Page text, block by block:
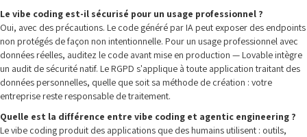
Le vibe coding est-il sécurisé pour un usage professionnel ?
Oui, avec des précautions. Le code généré par IA peut exposer des endpoints
non protégés de façon non intentionnelle. Pour un usage professionnel avec
données réelles, auditez le code avant mise en production — Lovable intègre
un audit de sécurité natif. Le RGPD s'applique à toute application traitant des
données personnelles, quelle que soit sa méthode de création : votre
entreprise reste responsable de traitement.
Quelle est la différence entre vibe coding et agentic engineering ?
Le vibe coding produit des applications que des humains utilisent : outils,